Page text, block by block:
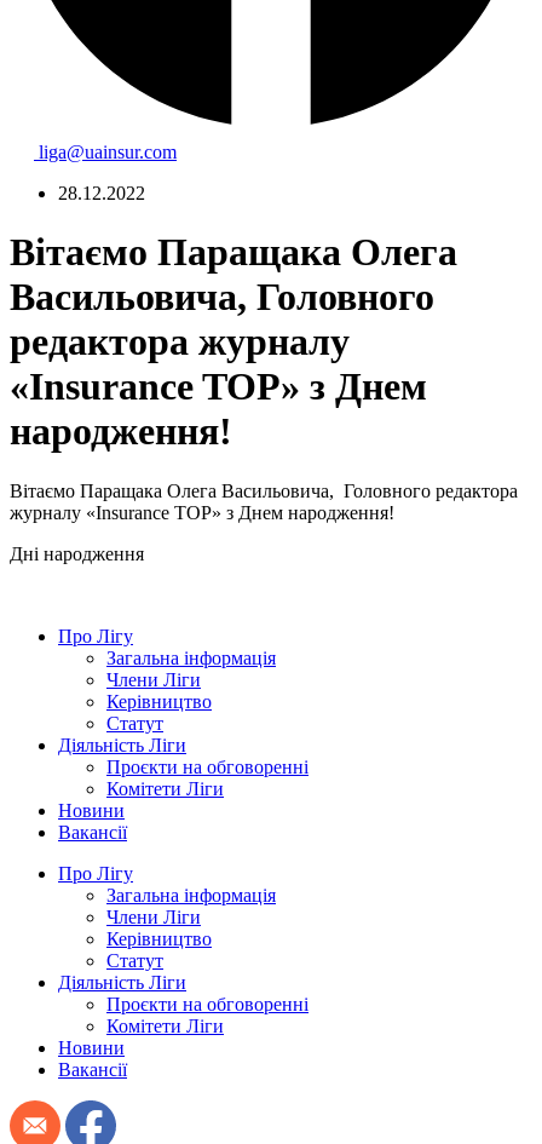
liga@uainsur.com
28.12.2022
Вітаємо Паращака Олега
Васильовича, Головного
редактора журналу
«Insurance TOP» з Днем
народження!
Вітаємо Паращака Олега Васильовича, Головного редактора
журналу «Insurance TOP» з Днем народження!
Дні народження
Про Лігу
Загальна інформація
Члени Ліги
Керівництво
Статут
Діяльність Ліги
Проєкти на обговоренні
Комітети Ліги
Новини
Вакансії
Про Лігу
Загальна інформація
Члени Ліги
Керівництво
Статут
Діяльність Ліги
Проєкти на обговоренні
Комітети Ліги
Новини
Вакансії